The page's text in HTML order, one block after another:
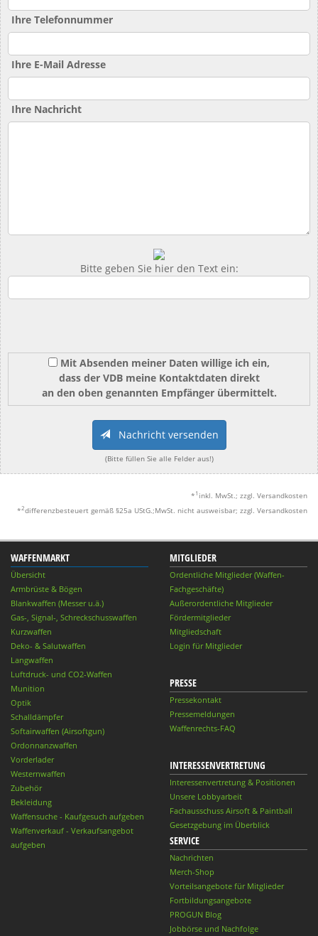
Ihre Telefonnummer
Ihre E-Mail Adresse
Ihre Nachricht
Bitte geben Sie hier den Text ein:
Mit Absenden meiner Daten willige ich ein,
dass der VDB meine Kontaktdaten direkt
an den oben genannten Empfänger übermittelt.
Nachricht versenden
(Bitte füllen Sie alle Felder aus!)
* 1 inkl. MwSt.; zzgl. Versandkosten
*2differenzbesteuert gemäß §25a UStG.;MwSt. nicht ausweisbar; zzgl. Versandkosten
WAFFENMARKT
Übersicht
Armbrüste & Bögen
Blankwaffen (Messer u.ä.)
Gas-, Signal-, Schreckschusswaffen
Kurzwaffen
Deko- & Salutwaffen
Langwaffen
Luftdruck- und CO2-Waffen
Munition
Optik
Schalldämpfer
Softairwaffen (Airsoftgun)
Ordonnanzwaffen
Vorderlader
Westernwaffen
Zubehör
Bekleidung
Waffensuche - Kaufgesuch aufgeben
Waffenverkauf - Verkaufsangebot
aufgeben
MITGLIEDER
Ordentliche Mitglieder (Waffen-
Fachgeschäfte)
Außerordentliche Mitglieder
Fördermitglieder
Mitgliedschaft
Login für Mitglieder
PRESSE
Pressekontakt
Pressemeldungen
Waffenrechts-FAQ
INTERESSENVERTRETUNG
Interessenvertretung & Positionen
Unsere Lobbyarbeit
Fachausschuss Airsoft & Paintball
Gesetzgebung im Überblick
SERVICE
Nachrichten
Merch-Shop
Vorteilsangebote für Mitglieder
Fortbildungsangebote
PROGUN Blog
Jobbörse und Nachfolge